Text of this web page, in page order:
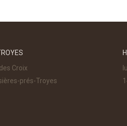
Croix
prés-Troyes